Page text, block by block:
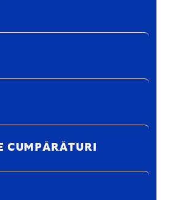
CUMPĂRĂTURI